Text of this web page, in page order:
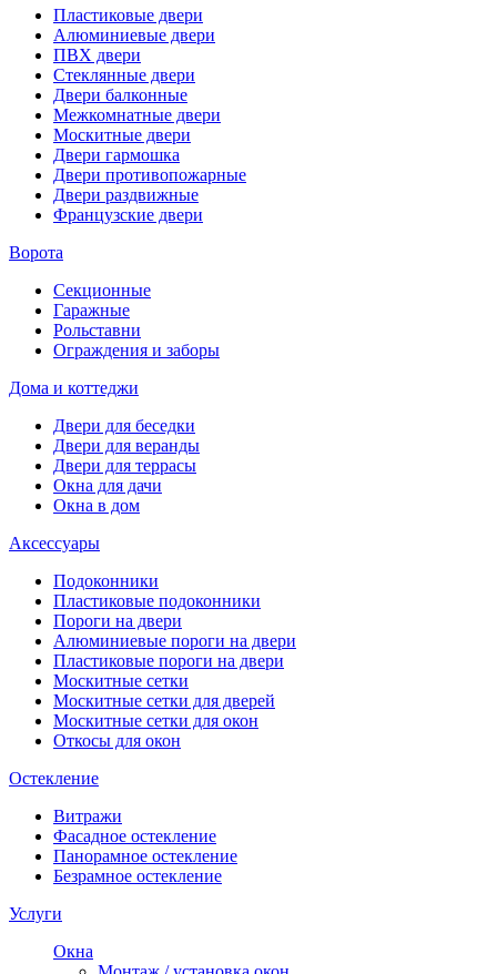
Пластиковые двери
Алюминиевые двери
ПВХ двери
Стеклянные двери
Двери балконные
Межкомнатные двери
Москитные двери
Двери гармошка
Двери противопожарные
Двери раздвижные
Французские двери
Ворота
Секционные
Гаражные
Рольставни
Ограждения и заборы
Дома и коттеджи
Двери для беседки
Двери для веранды
Двери для террасы
Окна для дачи
Окна в дом
Аксессуары
Подоконники
Пластиковые подоконники
Пороги на двери
Алюминиевые пороги на двери
Пластиковые пороги на двери
Москитные сетки
Москитные сетки для дверей
Москитные сетки для окон
Откосы для окон
Остекление
Витражи
Фасадное остекление
Панорамное остекление
Безрамное остекление
Услуги
Окна